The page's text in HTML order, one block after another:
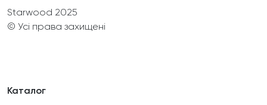
Starwood 2025
© Усі права захищені
Каталог